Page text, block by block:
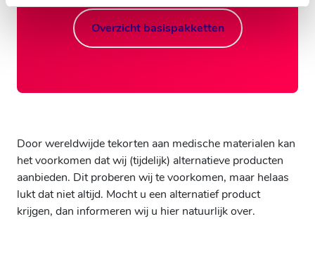
Overzicht basispakketten
Door wereldwijde tekorten aan medische materialen kan
het voorkomen dat wij (tijdelijk) alternatieve producten
aanbieden. Dit proberen wij te voorkomen, maar helaas
lukt dat niet altijd. Mocht u een alternatief product
krijgen, dan informeren wij u hier natuurlijk over.